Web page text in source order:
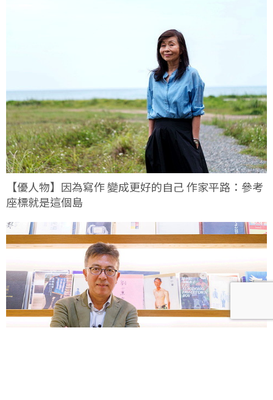
【優人物】因為寫作 變成更好的自己 作家平路：參考
座標就是這個島